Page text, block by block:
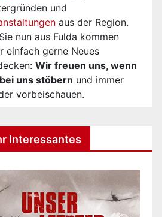
und
aus der Region.
nun aus Fulda kommen
einfach gerne Neues
Wir freuen uns, wenn
uns stöbern und immer
vorbeischauen.
Interessantes